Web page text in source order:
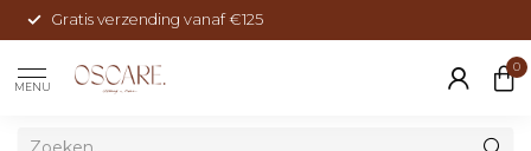
Gratis verzending vanaf €125
MENU
0